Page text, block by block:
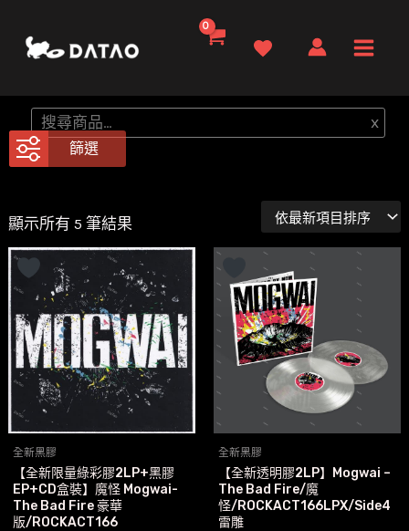
要
內
Menu
搜
尋
x
篩選
顯示所有 5 筆結果
新
項
目
排
序
全新黑膠
【全新限量綠彩膠2LP+黑膠
EP+CD盒裝】魔怪 Mogwai-
The Bad Fire 豪華
版/ROCKACT166
全新黑膠
【全新透明膠2LP】Mogwai –
The Bad Fire/魔
怪/ROCKACT166LPX/Side4
雷雕